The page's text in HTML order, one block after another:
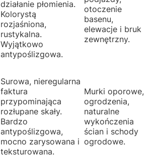
działanie płomienia.
Kolorystą
rozjaśniona,
rustykalna.
Wyjątkowo
antypoślizgowa.
otoczenie
basenu,
elewacje i bruk
zewnętrzny.
Surowa, nieregularna
faktura
przypominająca
rozłupane skały.
Bardzo
antypoślizgowa,
mocno zarysowana i
teksturowana.
Murki oporowe,
ogrodzenia,
naturalne
wykończenia
ścian i schody
ogrodowe.